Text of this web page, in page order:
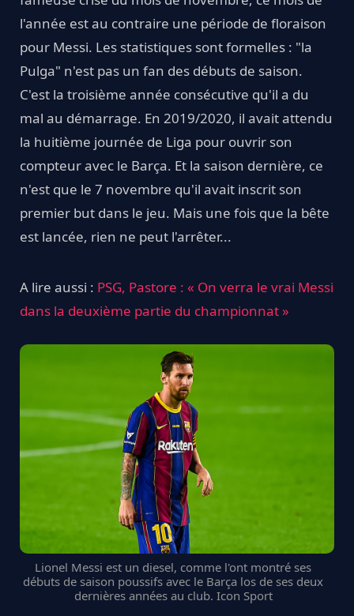
l'année est au contraire une période de floraison
pour Messi. Les statistiques sont formelles : "la
Pulga" n'est pas un fan des débuts de saison.
C'est la troisième année consécutive qu'il a du
mal au démarrage. En 2019/2020, il avait attendu
la huitième journée de Liga pour ouvrir son
compteur avec le Barça. Et la saison dernière, ce
n'est que le 7 novembre qu'il avait inscrit son
premier but dans le jeu. Mais une fois que la bête
est lancée, rien ne peut l'arrêter...
A lire aussi : PSG, Pastore : « On verra le vrai Messi
dans la deuxième partie du championnat »
Lionel Messi est un diesel, comme l'ont montré ses
débuts de saison poussifs avec le Barça los de ses deux
dernières années au club. Icon Sport